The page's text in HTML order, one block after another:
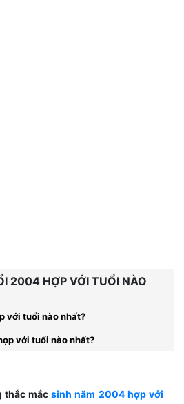
2004 HỢP VỚI TUỔI NÀO
với tuổi nào nhất?
với tuổi nào nhất?
thắc mắcsinh năm 2004 hợp với